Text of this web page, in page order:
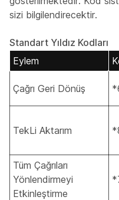
sizi bilgilendirecektir.
Standart Yıldız Kodları
Eylem
Çağrı Geri Dönüş
TekLi Aktarım
Tüm Çağrıları
Yönlendirmeyi
Etkinleştirme